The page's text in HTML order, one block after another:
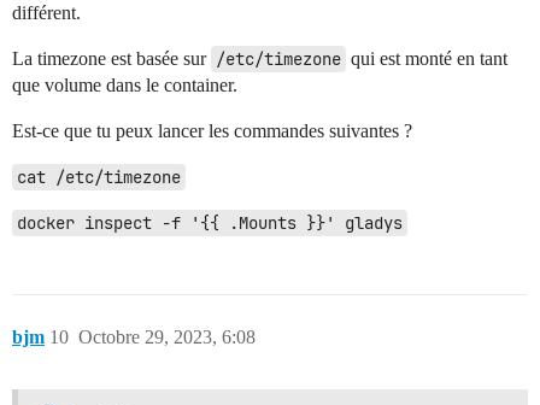
différent.
La timezone est basée sur /etc/timezone qui est monté en tant
que volume dans le container.
Est-ce que tu peux lancer les commandes suivantes ?
cat /etc/timezone
docker inspect -f '{{ .Mounts }}' gladys
bjm Octobre 29, 2023, 6:08
10